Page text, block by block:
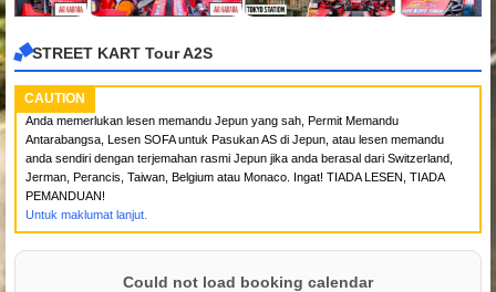
STREET KART Tour A2S
CAUTION
Anda memerlukan lesen memandu Jepun yang sah, Permit Memandu
Antarabangsa, Lesen SOFA untuk Pasukan AS di Jepun, atau lesen memandu
anda sendiri dengan terjemahan rasmi Jepun jika anda berasal dari Switzerland,
Jerman, Perancis, Taiwan, Belgium atau Monaco. Ingat! TIADA LESEN, TIADA
PEMANDUAN!
Untuk maklumat lanjut.
Could not load booking calendar